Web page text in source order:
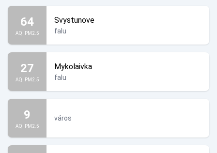
64
AQI PM2.5
Svystunove
falu
27
AQI PM2.5
Mykolaivka
falu
9
AQI PM2.5
város